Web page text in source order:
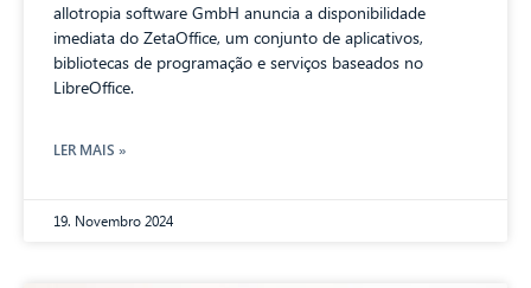
allotropia software GmbH anuncia a disponibilidade
imediata do ZetaOffice, um conjunto de aplicativos,
bibliotecas de programação e serviços baseados no
LibreOffice.
LER MAIS »
19. Novembro 2024